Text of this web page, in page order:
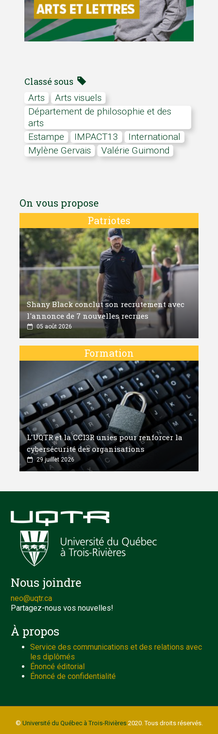
Classé sous
arts
arts visuels
Département de philosophie et des
arts
estampe
IMPACT13
International
Mylène Gervais
Valérie Guimond
On vous propose
Patriotes
Shany Black conclut son recrutement avec
l'annonce de 7 nouvelles recrues
05 août 2026
Formation
L'UQTR et la CCI3R unies pour renforcer la
cybersécurité des organisations
29 juillet 2026
Nous joindre
neo@uqtr.ca
Partagez-nous vos nouvelles!
À propos
Service des communications et des relations avec
les diplômés
Énoncé éditorial
Énoncé de confidentialité
© Université du Québec à Trois-Rivières2020. Tous droits réservés.